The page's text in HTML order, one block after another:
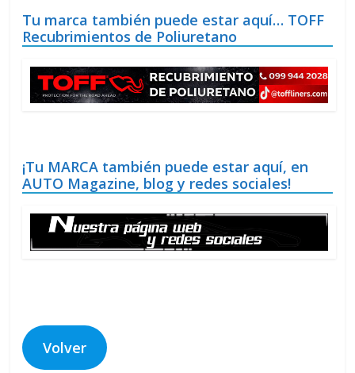
Tu marca también puede estar aquí… TOFF
Recubrimientos de Poliuretano
¡Tu MARCA también puede estar aquí, en
AUTO Magazine, blog y redes sociales!
Volver